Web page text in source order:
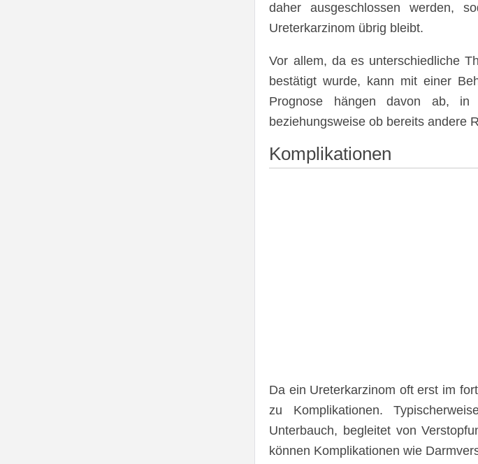
daher ausgeschlossen werden,
Ureterkarzinom übrig bleibt.
Vor allem, da es unterschiedliche
bestätigt wurde, kann mit einer
Prognose hängen davon ab, in
beziehungsweise ob bereits andere
Komplikationen
Da ein Ureterkarzinom oft erst im
zu Komplikationen.
Unterbauch, begleitet von
können Komplikationen wie